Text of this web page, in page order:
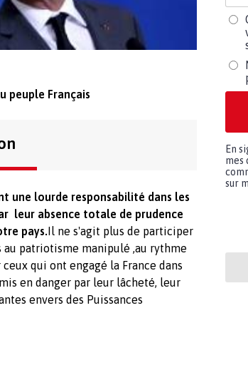
peuple Français
une lourde responsabilité dans les
leur absence totale de prudence
pays.Il ne s'agit plus de participer
au patriotisme manipulé ,au rythme
qui ont engagé la France dans
en danger par leur lâcheté, leur
envers des Puissances
En
mes
sur